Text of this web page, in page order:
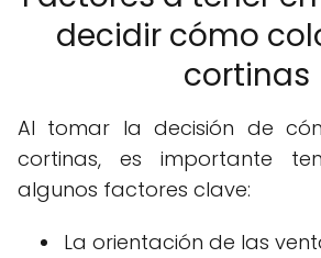
decidir cómo
cortinas
Al tomar la decisión de
cortinas, es importante
algunos factores clave:
La orientación de las